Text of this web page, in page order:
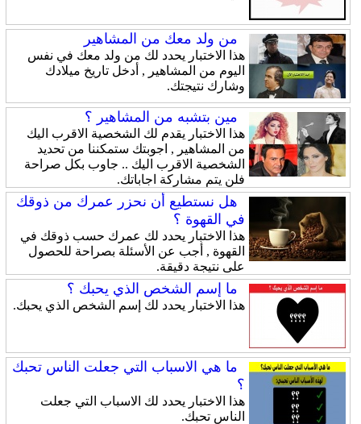
من ولد معك من المشاهير
هذا الاختبار يحدد لك من ولد معك في نفس
اليوم من المشاهير , أدخل تاريخ ميلادك
وشارك نتيجتك.
مين بتشبه من المشاهير ؟
هذا الاختبار يقدم لك الشخصية الاقرب اليك
من المشاهير , اجوبتك ستمكننا من تحديد
الشخصية الاقرب اليك .. جاوب بكل صراحة
فلن يتم مشاركة اجاباتك.
هل نستطيع أن نحزر عمرك من ذوقك
في القهوة ؟
هذا الاختبار يحدد لك عمرك حسب ذوقك في
القهوة , أجب عن الأسئلة بصراحة للحصول
على نتيجة دقيقة.
ما إسم الشخص الذي يحبك ؟
هذا الاختبار يحدد لك إسم الشخص الذي يحبك.
ما هي الاسباب التي جعلت الناس تحبك
؟
هذا الاختبار يحدد لك الاسباب التي جعلت
الناس تحبك.